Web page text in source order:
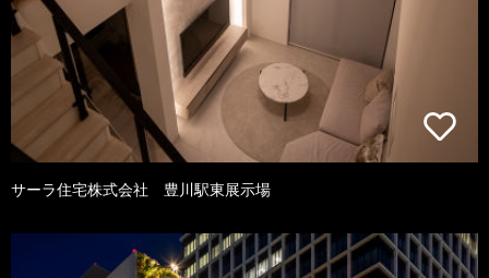
サーラ住宅株式会社 豊川駅東展示場